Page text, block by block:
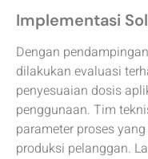
Implementasi
Dengan pendampingan
dilakukan evaluasi
penyesuaian dosis
penggunaan. Tim
parameter proses
produksi pelanggan.